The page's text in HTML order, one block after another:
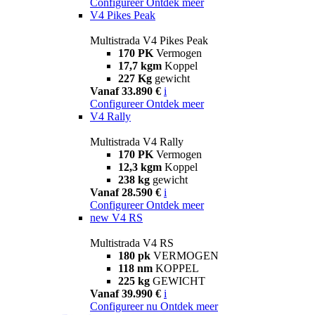
V4 Pikes Peak
Multistrada V4 Pikes Peak
170 PK Vermogen
17,7 kgm Koppel
227 Kg gewicht
Vanaf 33.890 € i
Configureer Ontdek meer
V4 Rally
Multistrada V4 Rally
170 PK Vermogen
12,3 kgm Koppel
238 kg gewicht
Vanaf 28.590 € i
Configureer Ontdek meer
new V4 RS
Multistrada V4 RS
180 pk VERMOGEN
118 nm KOPPEL
225 kg GEWICHT
Vanaf 39.990 € i
Configureer nu Ontdek meer